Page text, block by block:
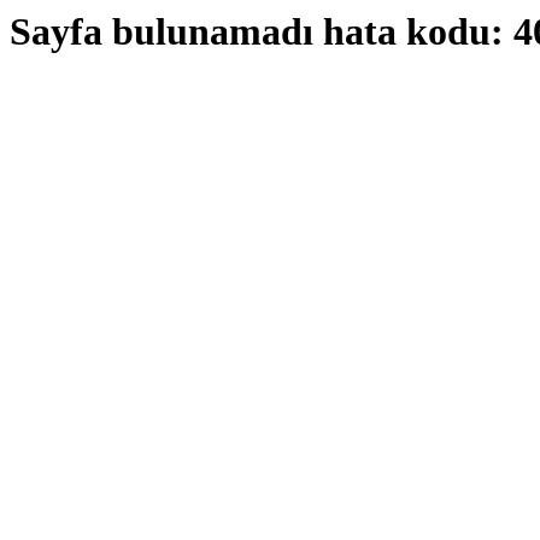
Sayfa bulunamadı hata kodu: